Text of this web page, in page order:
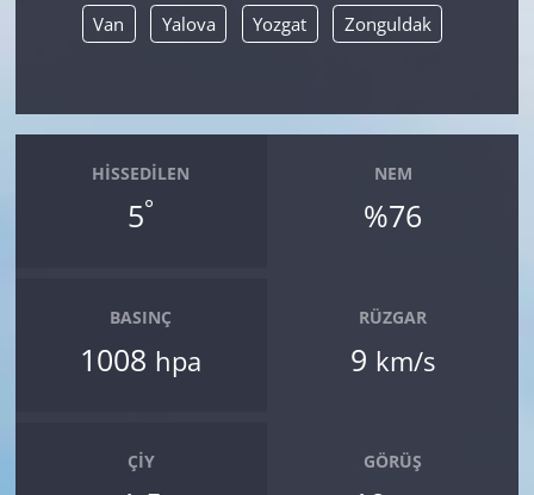
Van Yalova Yozgat Zonguldak
HISSEDILEN
5°
NEM
%76
BASINÇ
1008 hpa
RÜZGAR
9 km/s
ÇIY GÖRÜŞ